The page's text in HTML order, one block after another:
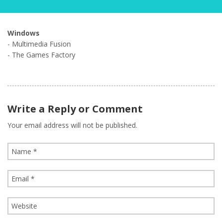
Windows
- Multimedia Fusion
- The Games Factory
Write a Reply or Comment
Your email address will not be published.